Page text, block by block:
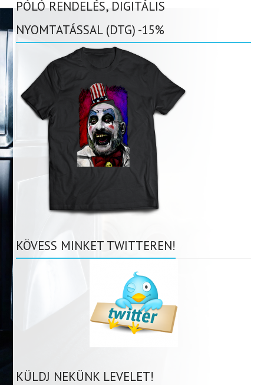
PÓLÓ RENDELÉS, DIGITÁLIS
NYOMTATÁSSAL (DTG) -15%
KÖVESS MINKET TWITTEREN!
KÜLDJ NEKÜNK LEVELET!